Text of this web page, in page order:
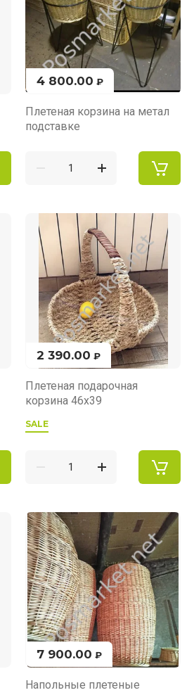
4 800.00 ₽
Плетеная корзина на метал
подставке
2 390.00 ₽
Плетеная подарочная
корзина 46х39
SALE
7 900.00 ₽
Напольные плетеные